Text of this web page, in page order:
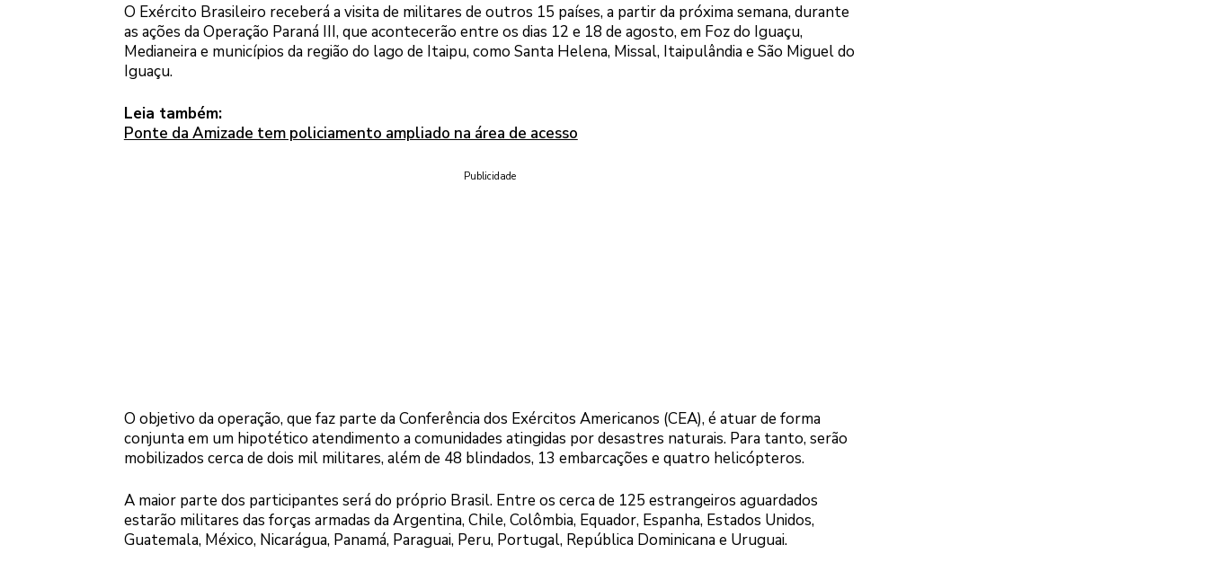
O Exército Brasileiro receberá a visita de militares de outros 15 países, a partir da próxima semana, durante
as ações da Operação Paraná III, que acontecerão entre os dias 12 e 18 de agosto, em Foz do Iguaçu,
Medianeira e municípios da região do lago de Itaipu, como Santa Helena, Missal, Itaipulândia e São Miguel do
Iguaçu.
Leia também:
Ponte da Amizade tem policiamento ampliado na área de acesso
Publicidade
O objetivo da operação, que faz parte da Conferência dos Exércitos Americanos (CEA), é atuar de forma
conjunta em um hipotético atendimento a comunidades atingidas por desastres naturais. Para tanto, serão
mobilizados cerca de dois mil militares, além de 48 blindados, 13 embarcações e quatro helicópteros.
A maior parte dos participantes será do próprio Brasil. Entre os cerca de 125 estrangeiros aguardados
estarão militares das forças armadas da Argentina, Chile, Colômbia, Equador, Espanha, Estados Unidos,
Guatemala, México, Nicarágua, Panamá, Paraguai, Peru, Portugal, República Dominicana e Uruguai.